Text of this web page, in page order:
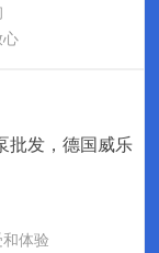
批发，德国威乐
体验